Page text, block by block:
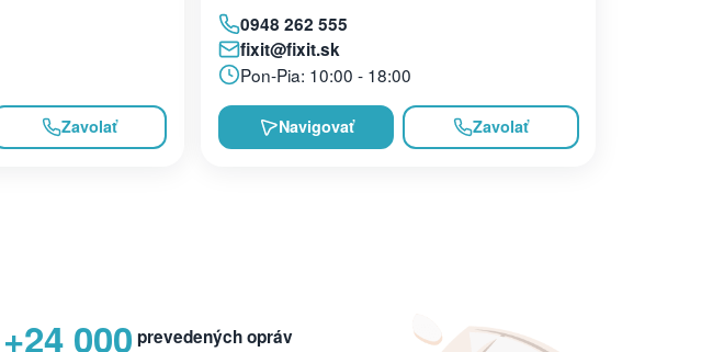
Zavolať
0948 262 555
fixit@fixit.sk
Pon-Pia: 10:00 - 18:00
Navigovať Zavolať
+24 000 prevedených opráv